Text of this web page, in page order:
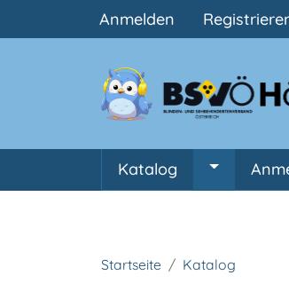
Anmelden
Katalog
Startseite Katalog